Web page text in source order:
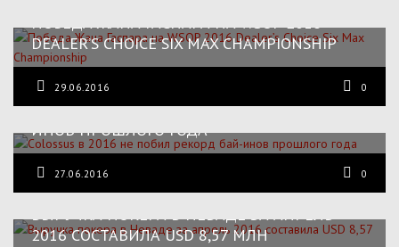
ПОБЕДА ЖАНА ГАСПАРА НА WSOP 2016
DEALER’S CHOICE SIX MAX CHAMPIONSHIP
29.06.2016 0
COLOSSUS В 2016 НЕ ПОБИЛ РЕКОРД БАЙ-
ИНОВ ПРОШЛОГО ГОДА
27.06.2016 0
ВЫРУЧКА ПОКЕРА В НЕВАДЕ ЗА АПРЕЛЬ
2016 СОСТАВИЛА USD 8,57 МЛН